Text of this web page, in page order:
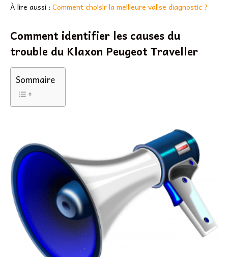
À lire aussi : Comment choisir la meilleure valise diagnostic ?
Comment identifier les causes du
trouble du Klaxon Peugeot Traveller
Sommaire